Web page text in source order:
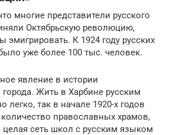
многие представители русского
Октябрьскую революцию,
К 1924 году русских
уже более 100 тыс. человек.
явление в истории
города. Жить в Харбине русским
легко, так в начале 1920-х годов
православных храмов,
сеть школ с русским языком